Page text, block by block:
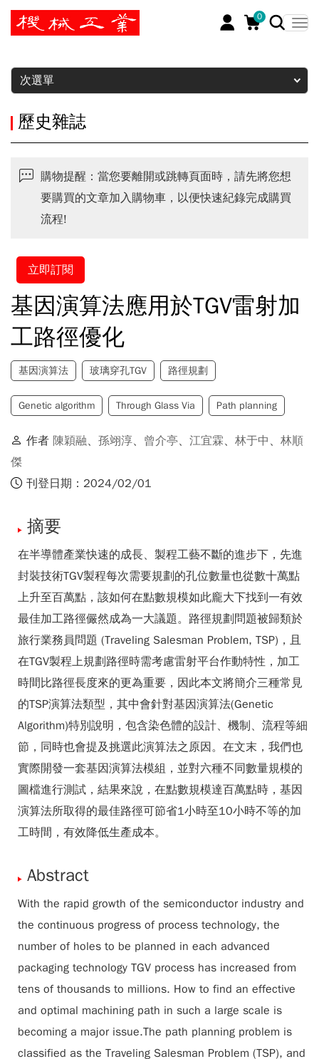
0
暫停
次選單
歷史雜誌
購物提醒：當您要離開或跳轉頁面時，請先將您想
要購買的文章加入購物車，以便快速紀錄完成購買
流程!
立即訂閱
基因演算法應用於TGV雷射加
工路徑優化
基因演算法 玻璃穿孔TGV 路徑規劃
Genetic algorithm Through Glass Via Path planning
作者 陳穎融、 孫翊淳、 曾介亭、 江宜霖、 林于中 、 林順
傑
刊登日期：2024/02/01
摘要
在半導體產業快速的成長、製程工藝不斷的進步下，先進
封裝技術TGV製程每次需要規劃的孔位數量也從數十萬點
上升至百萬點，該如何在點數規模如此龐大下找到一有效
最佳加工路徑儼然成為一大議題。路徑規劃問題被歸類於
旅行業務員問題 (Traveling Salesman Problem, TSP)，且
在TGV製程上規劃路徑時需考慮雷射平台作動特性，加工
時間比路徑長度來的更為重要，因此本文將簡介三種常見
的TSP演算法類型，其中會針對基因演算法(Genetic
Algorithm)特別說明，包含染色體的設計、機制、流程等細
節，同時也會提及挑選此演算法之原因。在文末，我們也
實際開發一套基因演算法模組，並對六種不同數量規模的
圖檔進行測試，結果來說，在點數規模達百萬點時，基因
演算法所取得的最佳路徑可節省1小時至10小時不等的加
工時間，有效降低生產成本。
Abstract
With the rapid growth of the semiconductor industry and
the continuous progress of process technology, the
number of holes to be planned in each advanced
packaging technology TGV process has increased from
tens of thousands to millions. How to find an effective
and optimal machining path in such a large scale is
becoming a major issue.The path planning problem is
classified as the Traveling Salesman Problem (TSP), and